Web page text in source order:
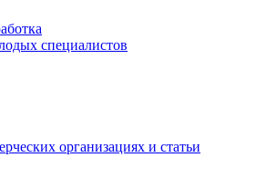
специалистов
организациях и статьи